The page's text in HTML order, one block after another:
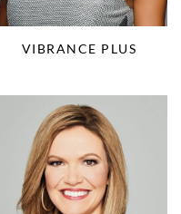
VIBRANCE PLUS